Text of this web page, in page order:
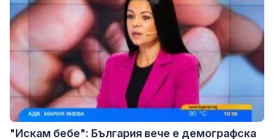
"Искам бебе": България вече е демографска